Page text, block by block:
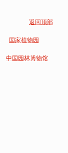
返回顶部
国家植物园
中国园林博物馆